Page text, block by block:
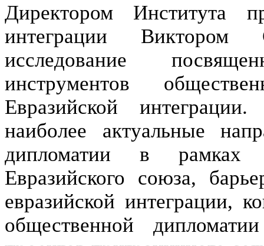
Директором Института
интеграции Виктором
исследование
инструментов
Евразийской
наиболее актуальные
дипломатии в рамках
Евразийского союза,
евразийской интеграции,
общественной